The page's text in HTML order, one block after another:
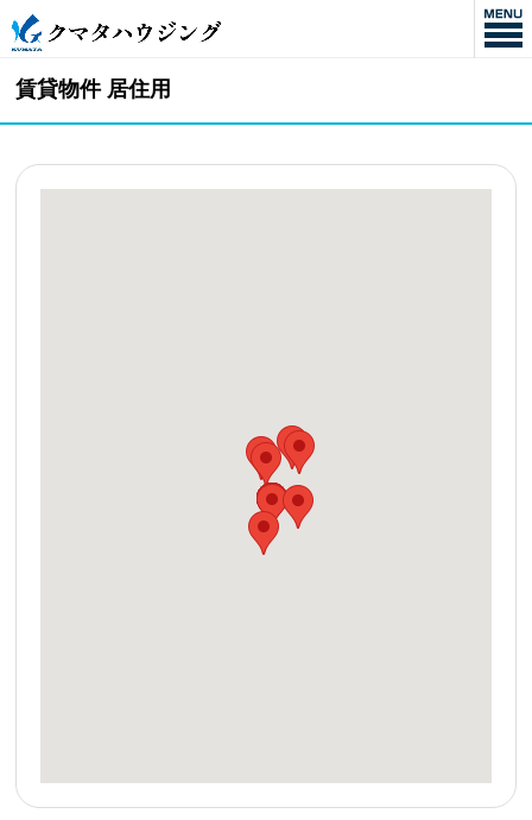
賃貸物件 居住用